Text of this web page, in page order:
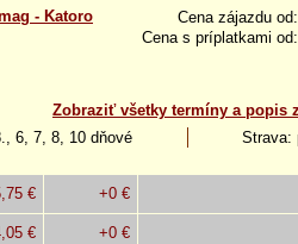
Cena zájazdu od:
Cena s príplatkami od:
- Katoro
Zobraziť všetky termíny a popis
6, 7, 8, 10 dňové Strava:
€ +0 €
€ +0 €